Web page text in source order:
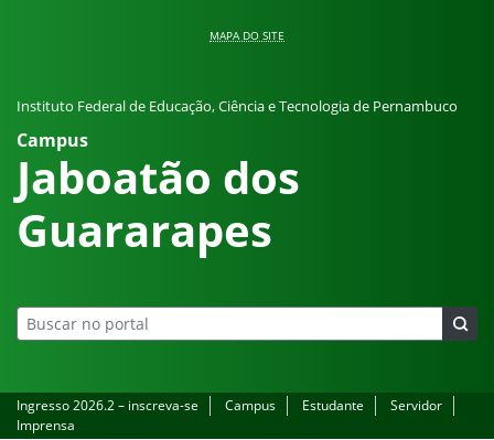
MAPA DO SITE
Instituto Federal de Educação, Ciência e Tecnologia de Pernambuco
Campus
Jaboatão dos
Guararapes
Ingresso 2026.2 – inscreva-se Campus Estudante
Servidor
Imprensa